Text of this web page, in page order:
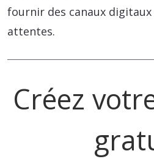
fournir des canaux
attentes.
Créez